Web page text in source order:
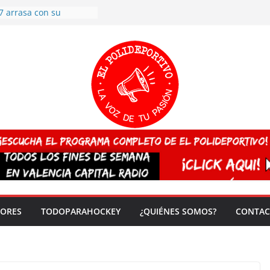
arrasa con su
España sub20
del mundo
vez!
TODOPARAHOCKEY ¿QUIÉNES SOMOS?